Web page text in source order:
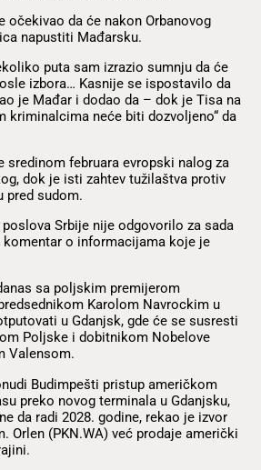
očekivao da će nakon Orbanovog
napustiti Mađarsku.
puta sam izrazio sumnju da će
izbora… Kasnije se ispostavilo da
je Mađar i dodao da – dok je Tisa na
kriminalcima neće biti dozvoljeno“ da
sredinom februara evropski nalog za
dok je isti zahtev tužilaštva protiv
pred sudom.
Srbije nije odgovorilo za sada
komentar o informacijama koje je
sa poljskim premijerom
Karolom Navrockim u
u Gdanjsk, gde će se susresti
Poljske i dobitnikom Nobelove
Valensom.
Budimpešti pristup američkom
preko novog terminala u Gdanjsku,
da radi 2028. godine, rekao je izvor
Orlen (PKN.WA) već prodaje američki